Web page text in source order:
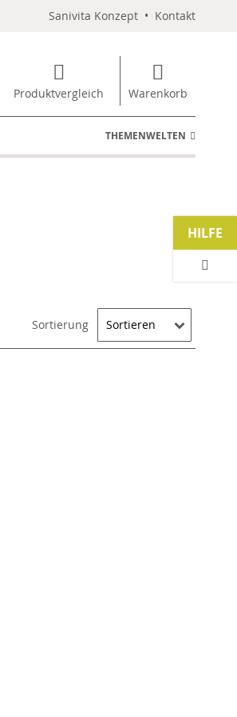
Sanivita Konzept • Kontakt
Produktvergleich Warenkorb
THEMENWELTEN
Sortierung
HILFE